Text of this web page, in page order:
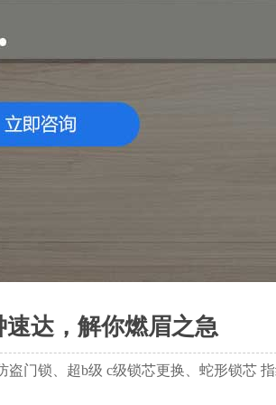
速达，解你燃眉之急
盗门锁、超b级 c级锁芯更换、蛇形锁芯